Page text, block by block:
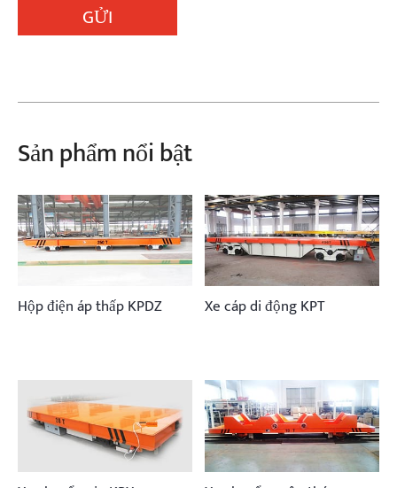
GỬI
Sản phẩm nổi bật
Hộp điện áp thấp KPDZ Xe cáp di động KPT